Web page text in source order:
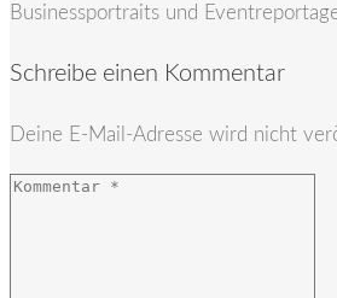
Businessportraits und
Schreibe einen Kommentar
Deine E-Mail-Adresse wird nicht